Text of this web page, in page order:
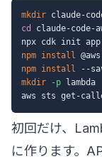
mkdir
cd
claude-code-
npx cdk init app
npm install
npm install
mkdir
-p lambda
初回だけ、
に作ります。